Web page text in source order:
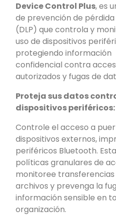
Device Control Plus, es
de prevención de
(DLP) que controla y
uso de dispositivos
protegiendo información
confidencial contra
autorizados y fugas de
Proteja sus datos
dispositivos periféricos:
Controle el acceso a
dispositivos externos,
periféricos Bluetooth.
políticas granulares de
monitoree transferencias
archivos y prevenga la
información sensible en
organización.